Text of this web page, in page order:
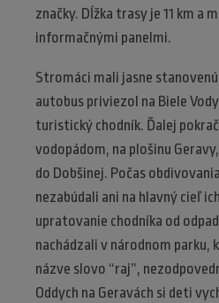
značky. Dĺžka trasy je 11 km a
informačnými panelmi.
Stromáci mali jasne
autobus priviezol na Biele
turistický chodník. Ďalej
vodopádom, na plošinu
do Dobšinej. Počas
nezabúdali ani na hlavný cieľ
upratovanie chodníka od
nachádzali v národnom parku,
názve slovo “raj”,
Oddych na Geravách si deti